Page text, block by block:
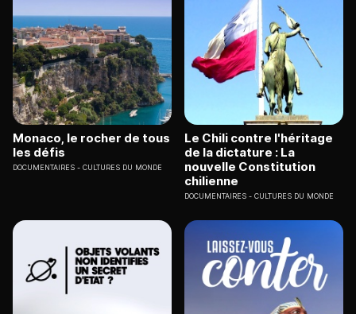
Monaco, le rocher de tous
les défis
DOCUMENTAIRES CULTURES DU MONDE
Le Chili contre l'héritage
de la dictature : La
nouvelle Constitution
chilienne
DOCUMENTAIRES CULTURES DU MONDE